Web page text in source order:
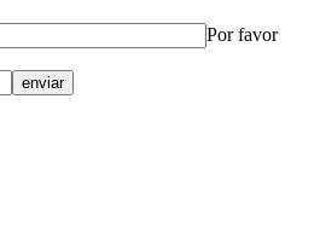
Por favor
enviar